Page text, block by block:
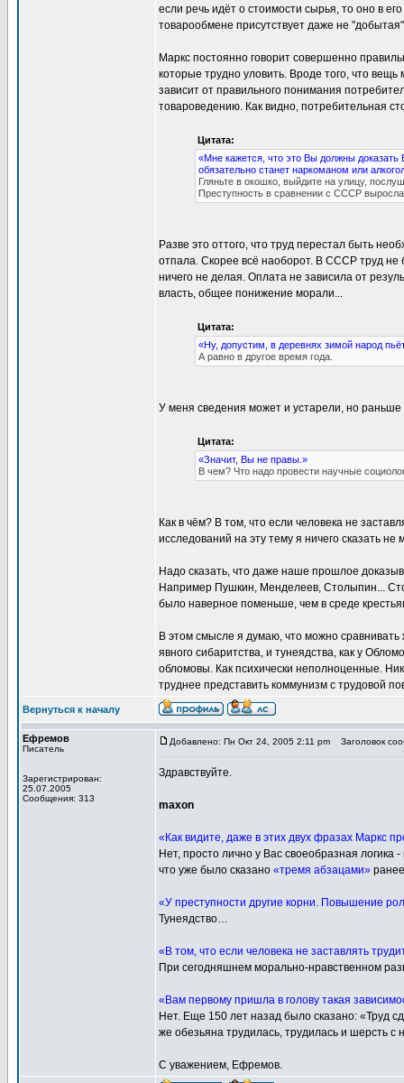
если речь идёт о стоимости сырья, то оно в
товарообмене присутствует даже не
Маркс постоянно говорит совершенно
которые трудно уловить. Вроде того, что
зависит от правильного понимания
товароведению. Как видно, потребительная
Цитата:
«Мне кажется, что это Вы должны
обязательно станет наркоманом или
Гляньте в окошко, выйдите на улицу,
Преступность в сравнении с СССР
Разве это оттого, что труд перестал быть
отпала. Скорее всё наоборот. В СССР труд
ничего не делая. Оплата не зависила от
власть, общее понижение морали...
Цитата:
«Ну, допустим, в деревнях зимой народ
А равно в другое время года.
У меня сведения может и устарели, но раньше
Цитата:
«Значит, Вы не правы.»
В чем? Что надо провести научные
Как в чём? В том, что если человека не
исследований на эту тему я ничего сказать
Надо сказать, что даже наше прошлое
Например Пушкин, Менделеев, Столыпин...
было наверное поменьше, чем в среде
В этом смысле я думаю, что можно сравнивать
явного сибаритства, и тунеядства, как у
обломовы. Как психически неполноценные.
труднее представить коммунизм с трудовой
Вернуться к началу
Ефремов
Писатель
Зарегистрирован:
25.07.2005
Сообщения: 313
Добавлено: Пн Окт 24, 2005 2:11 pm Заголовок
Здравствуйте.
maxon
«Как видите, даже в этих двух фразах Маркс
Нет, просто лично у Вас своеобразная
что уже было сказано «тремя абзацами»
«У преступности другие корни. Повышение
Тунеядство…
«В том, что если человека не заставлять
При сегодняшнем морально-нравственном
«Вам первому пришла в голову такая
Нет. Еще 150 лет назад было сказано: «Труд
же обезьяна трудилась, трудилась и шерсть с
С уважением, Ефремов.